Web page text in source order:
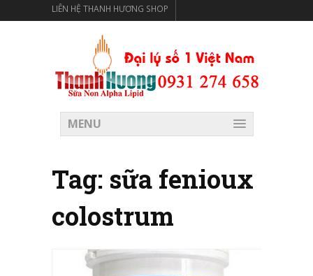
LIÊN HỆ THANH HƯƠNG SHOP
CHO SỨC KHỎE
MENU
Tag: sữa fenioux
colostrum